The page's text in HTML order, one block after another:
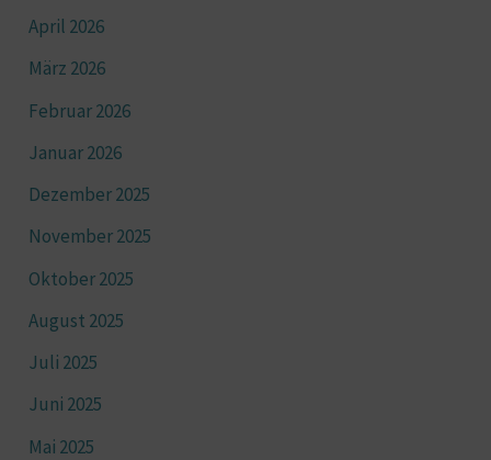
April 2026
März 2026
Februar 2026
Januar 2026
Dezember 2025
November 2025
Oktober 2025
August 2025
Juli 2025
Juni 2025
Mai 2025